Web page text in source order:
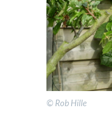
© Rob Hille